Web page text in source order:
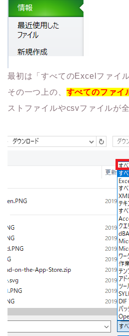
最初は「すべてのExcelファイ
その一つ上の、 すべてのファイ
ストファイルやcsvファイルが